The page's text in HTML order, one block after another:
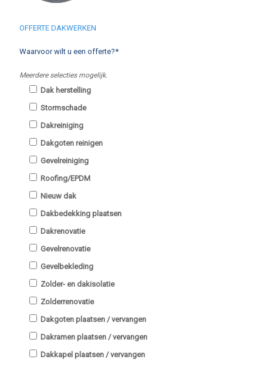
OFFERTE DAKWERKEN
Waarvoor wilt u een offerte?*
Meerdere selecties mogelijk.
Dak herstelling
Stormschade
Dakreiniging
Dakgoten reinigen
Gevelreiniging
Roofing/EPDM
Nieuw dak
Dakbedekking plaatsen
Dakrenovatie
Gevelrenovatie
Gevelbekleding
Zolder- en dakisolatie
Zolderrenovatie
Dakgoten plaatsen / vervangen
Dakramen plaatsen / vervangen
Dakkapel plaatsen / vervangen